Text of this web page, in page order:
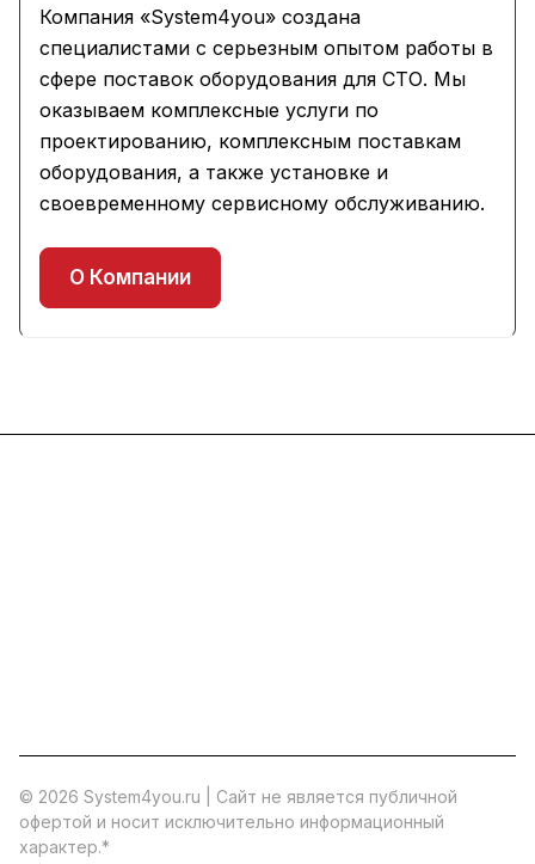
Компания «System4you» создана
специалистами с серьезным опытом работы в
сфере поставок оборудования для СТО. Мы
оказываем комплексные услуги по
проектированию, комплексным поставкам
оборудования, а также установке и
своевременному сервисному обслуживанию.
О Компании
© 2026 System4you.ru | Cайт не является публичной
офертой и носит исключительно информационный
характер.*